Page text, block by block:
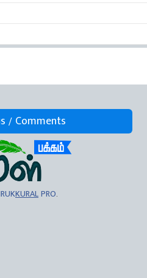
/ Comments
KURALPRO.